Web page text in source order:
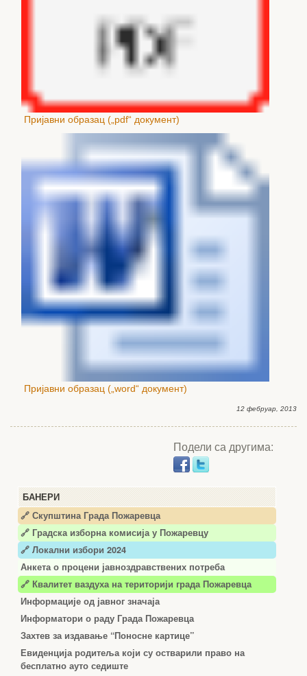
БАНЕРИ
🔗 Скупштина Града Пожаревца
🔗 Градска изборна комисија у Пожаревцу
🔗 Локални избори 2024
Анкета о процени јавноздравствених потреба
🔗 Квалитет ваздуха на територији града Пожаревца
Информације од јавног значаја
Информатори о раду Града Пожаревца
Захтев за издавање “Поносне картице”
Евиденција родитеља који су остварили право на
бесплатно ауто седиште
Пријавни образац („pdf“ документ)
Пријавни образац („word“ документ)
12 фебруар, 2013
Подели са другима: